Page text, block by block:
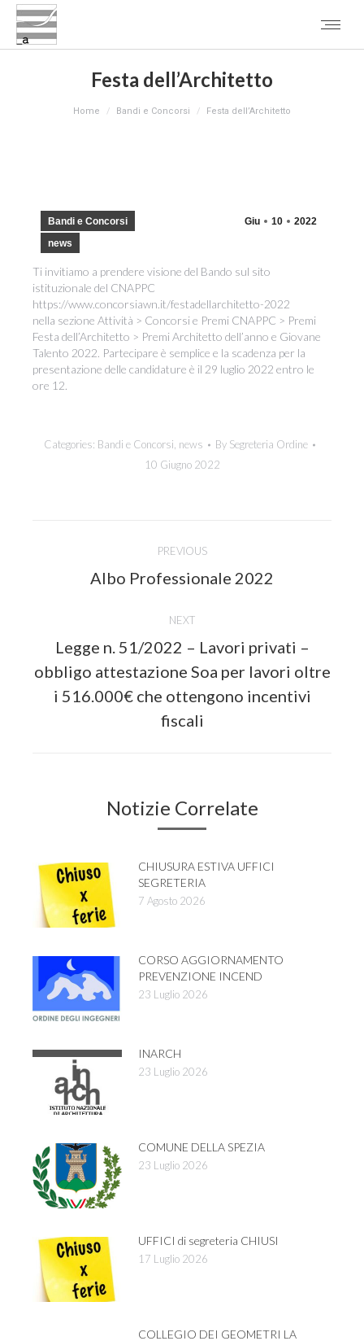
Festa dell’Architetto
Home Bandi e Concorsi Festa dell’Architetto
Giu 10 2022
Bandi e Concorsi
news
Ti invitiamo a prendere visione del Bando sul sito
istituzionale del CNAPPC
https://www.concorsiawn.it/festadellarchitetto-2022
nella sezione Attività > Concorsi e Premi CNAPPC > Premi
Festa dell’Architetto > Premi Architetto dell’anno e Giovane
Talento 2022. Partecipare è semplice e la scadenza per la
presentazione delle candidature è il 29 luglio 2022 entro le
ore 12.
Categories: Bandi e Concorsi news By Segreteria Ordine
10 Giugno 2022
navigation
PREVIOUS
Previous
post:
Albo Professionale 2022
NEXT
Next
post:
Legge n. 51/2022 – Lavori privati –
obbligo attestazione Soa per lavori oltre
i 516.000€ che ottengono incentivi
fiscali
Notizie Correlate
CHIUSURA ESTIVA UFFICI
SEGRETERIA
7 Agosto 2026
CORSO AGGIORNAMENTO
PREVENZIONE INCEND
23 Luglio 2026
INARCH
23 Luglio 2026
COMUNE DELLA SPEZIA
23 Luglio 2026
UFFICI di segreteria CHIUSI
17 Luglio 2026
COLLEGIO DEI GEOMETRI LA